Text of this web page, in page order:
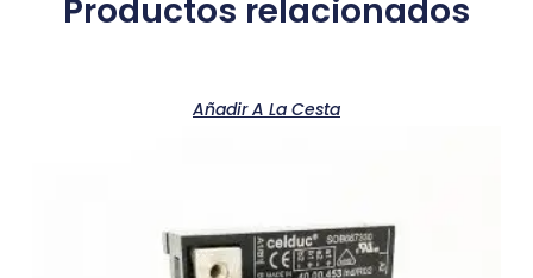
Productos relacionados
Añadir A La Cesta